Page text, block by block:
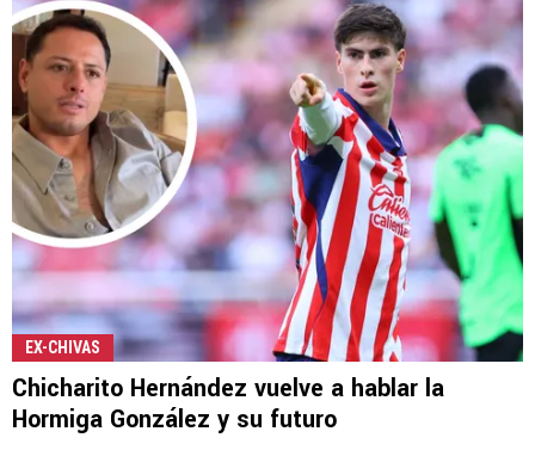
EX-CHIVAS
Chicharito Hernández vuelve a hablar la
Hormiga González y su futuro